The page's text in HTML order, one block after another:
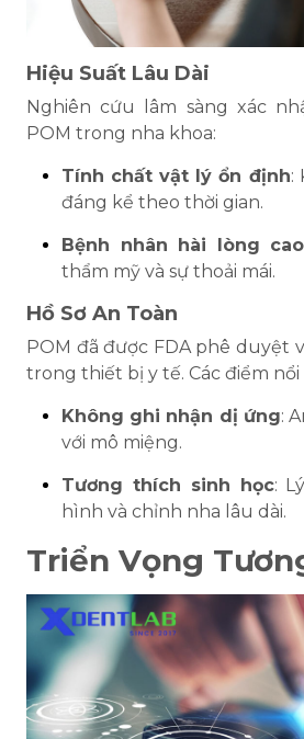
Hiệu Suất Lâu Dài
Nghiên cứu lâm sàng xác
POM trong nha khoa:
Tính chất vật lý ổn định:
đáng kể theo thời gian.
Bệnh nhân hài lòng cao
thẩm mỹ và sự thoải mái.
Hồ Sơ An Toàn
POM đã được FDA phê duyệt
trong thiết bị y tế. Các điểm nổi
Không ghi nhận dị ứng:
với mô miệng.
Tương thích sinh học:
hình và chỉnh nha lâu dài.
Triển Vọng